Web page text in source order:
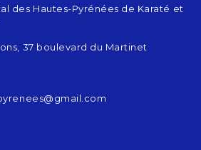
des Hautes-Pyrénées de Karaté et
37 boulevard du Martinet